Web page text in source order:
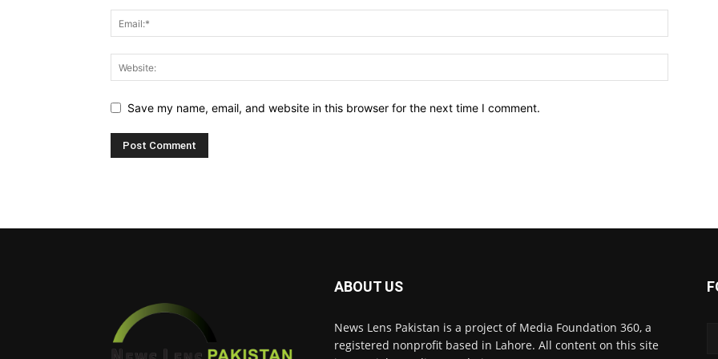
Save my name, email, and website in this browser for the next time I comment.
ABOUT US
News Lens Pakistan is a project of Media Foundation 360, a
registered nonprofit based in Lahore. All content on this site